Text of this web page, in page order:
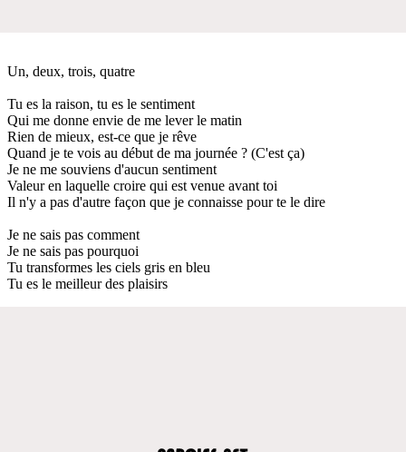
Un, deux, trois, quatre
Tu es la raison, tu es le sentiment
Qui me donne envie de me lever le matin
Rien de mieux, est-ce que je rêve
Quand je te vois au début de ma journée ? (C'est ça)
Je ne me souviens d'aucun sentiment
Valeur en laquelle croire qui est venue avant toi
Il n'y a pas d'autre façon que je connaisse pour te le dire
Je ne sais pas comment
Je ne sais pas pourquoi
Tu transformes les ciels gris en bleu
Tu es le meilleur des plaisirs